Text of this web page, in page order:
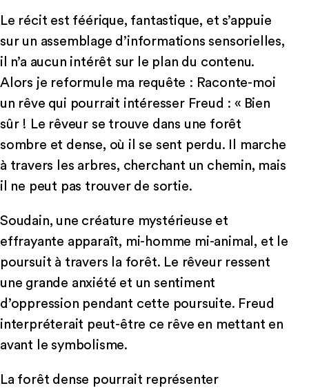
Le récit est féérique, fantastique, et s’appuie
sur un assemblage d’informations sensorielles,
il n’a aucun intérêt sur le plan du contenu.
Alors je reformule ma requête : Raconte-moi
un rêve qui pourrait intéresser Freud : « Bien
sûr ! Le rêveur se trouve dans une forêt
sombre et dense, où il se sent perdu. Il marche
à travers les arbres, cherchant un chemin, mais
il ne peut pas trouver de sortie.
Soudain, une créature mystérieuse et
effrayante apparaît, mi-homme mi-animal, et le
poursuit à travers la forêt. Le rêveur ressent
une grande anxiété et un sentiment
d’oppression pendant cette poursuite. Freud
interpréterait peut-être ce rêve en mettant en
avant le symbolisme.
La forêt dense pourrait représenter